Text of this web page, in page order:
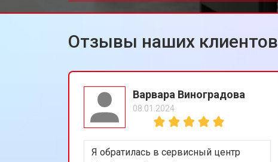
Отзывы наших клиентов
Варвара Виноградова
08.01.2024
Я обратилась в сервисный центр